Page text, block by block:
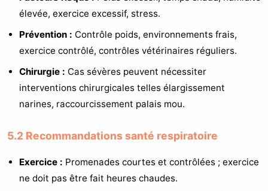
élevée, exercice excessif, stress.
Prévention : Contrôle poids, environnements frais,
exercice contrôlé, contrôles vétérinaires réguliers.
Chirurgie : Cas sévères peuvent nécessiter
interventions chirurgicales telles élargissement
narines, raccourcissement palais mou.
5.2 Recommandations santé respiratoire
Exercice : Promenades courtes et contrôlées ; exercice
ne doit pas être fait heures chaudes.